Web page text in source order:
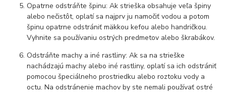
Opatrne odstráňte špinu: Ak strieška obsahuje veľa špiny
alebo nečistôt, oplatí sa najprv ju namočiť vodou a potom
špinu opatrne odstrániť mäkkou kefou alebo handričkou.
Vyhnite sa používaniu ostrých predmetov alebo škrabákov.
Odstráňte machy a iné rastliny: Ak sa na strieške
nachádzajú machy alebo iné rastliny, oplatí sa ich odstrániť
pomocou špeciálneho prostriedku alebo roztoku vody a
octu. Na odstránenie machov by ste nemali používať ostré